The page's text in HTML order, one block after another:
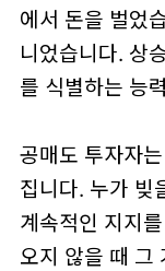
에서 돈을 벌었
니었습니다. 상
를 식별하는 능
공매도 투자자
집니다. 누가 빚
계속적인 지지
오지 않을 때 그